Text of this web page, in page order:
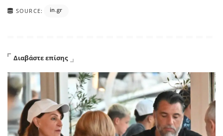
SOURCE: in.gr
Διαβάστε επίσης